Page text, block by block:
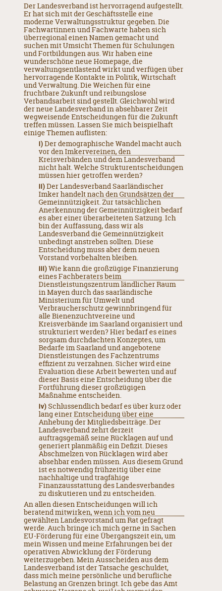
Der Landesverband ist hervorragend aufgestellt.
Er hat sich mit der Geschäftsstelle eine
moderne Verwaltungsstruktur gegeben. Die
Fachwartinnen und Fachwarte haben sich
überregional einen Namen gemacht und
suchen mit Umsicht Themen für Schulungen
und Fortbildungen aus. Wir haben eine
wunderschöne neue Homepage, die
verwaltungsentlastend wirkt und verfügen über
hervorragende Kontakte in Politik, Wirtschaft
und Verwaltung. Die Weichen für eine
fruchtbare Zukunft und reibungslose
Verbandsarbeit sind gestellt. Gleichwohl wird
der neue Landesverband in absehbarer Zeit
wegweisende Entscheidungen für die Zukunft
treffen müssen. Lassen Sie mich beispielhaft
einige Themen auflisten:
i)Der demographische Wandel macht auch
vor den Imkervereinen, den
Kreisverbänden und dem Landesverband
nicht halt. Welche Strukturentscheidungen
müssen hier getroffen werden?
ii)Der Landesverband Saarländischer
Imker handelt nach den Grundsätzen der
Gemeinnützigkeit. Zur tatsächlichen
Anerkennung der Gemeinnützigkeit bedarf
es aber einer überarbeiteten Satzung. Ich
bin der Auffassung, dass wir als
Landesverband die Gemeinnützigkeit
unbedingt anstreben sollten. Diese
Entscheidung muss aber dem neuen
Vorstand vorbehalten bleiben.
iii)Wie kann die großzügige Finanzierung
eines Fachberaters beim
Dienstleistungszentrum ländlicher Raum
in Mayen durch das saarländische
Ministerium für Umwelt und
Verbraucherschutz gewinnbringend für
alle Bienenzuchtvereine und
Kreisverbände im Saarland organisiert und
strukturiert werden? Hier bedarf es eines
sorgsam durchdachten Konzeptes, um
Bedarfe im Saarland und angebotene
Dienstleistungen des Fachzentrums
effizient zu verzahnen. Sicher wird eine
Evaluation diese Arbeit bewerten und auf
dieser Basis eine Entscheidung über die
Fortführung dieser großzügigen
Maßnahme entscheiden.
iv)Schlussendlich bedarf es über kurz oder
lang einer Entscheidung über eine
Anhebung der Mitgliedsbeiträge. Der
Landesverband zehrt derzeit
auftragsgemäß seine Rücklagen auf und
generiert planmäßig ein Defizit. Dieses
Abschmelzen von Rücklagen wird aber
absehbar enden müssen. Aus diesem Grund
ist es notwendig frühzeitig über eine
nachhaltige und tragfähige
Finanzausstattung des Landesverbandes
zu diskutieren und zu entscheiden.
An allen diesen Entscheidungen will ich
beratend mitwirken, wenn ich vom neu
gewählten Landesvorstand um Rat gefragt
werde. Auch bringe ich mich gerne in Sachen
EU-Förderung für eine Übergangszeit ein, um
mein Wissen und meine Erfahrungen bei der
operativen Abwicklung der Förderung
weiterzugeben. Mein Ausscheiden aus dem
Landesverband ist der Tatsache geschuldet,
dass mich meine persönliche und berufliche
Belastung an Grenzen bringt. Ich gebe das Amt